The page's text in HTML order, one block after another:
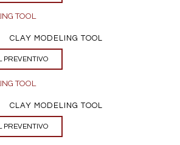
CLAY MODELING TOOL
PREVENTIVO
CLAY MODELING TOOL
PREVENTIVO